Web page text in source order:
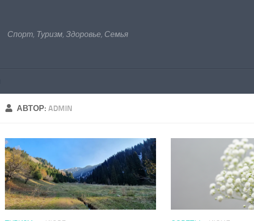
Спорт, Туризм, Здоровье, Семья
АВТОР: ADMIN